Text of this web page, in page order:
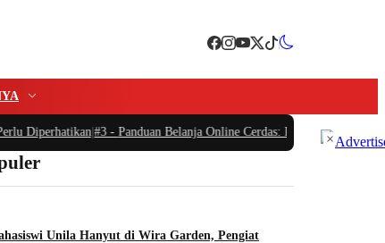
Diperhatikan|#3 - Panduan Belanja Online Cerdas: Pilih Produk
Unila Hanyut di Wira Garden, Pengiat
×